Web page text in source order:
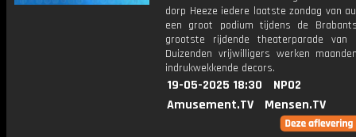
dorp Heeze iedere laatste zondag van
een groot podium tijdens de
grootste rijdende theaterparade van
Duizenden vrijwilligers werken
indrukwekkende decors.
19-05-2025 18:30
NPO2
Amusement.TV
Mensen.TV